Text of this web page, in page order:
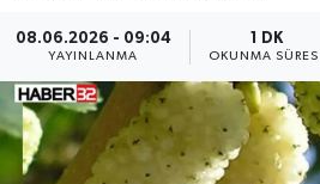
08.06.2026 - 09:04
YAYINLANMA
1 DK
OKUNMA SÜRESI
GENEL
Güncel
HABERDE İNSAN
Haber Arşivi